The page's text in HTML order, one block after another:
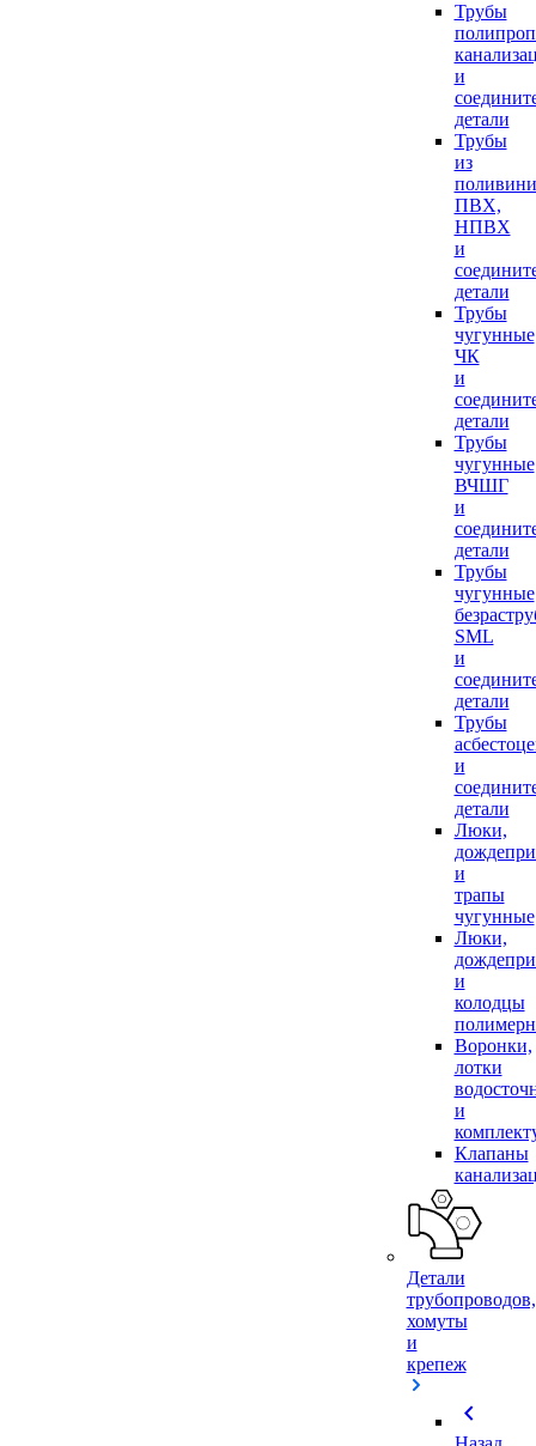
Трубы
и
детали
Трубы
из
ПВХ,
НПВХ
и
детали
Трубы
чугунные
ЧК
и
детали
Трубы
чугунные
ВЧШГ
и
детали
Трубы
чугунные
SML
и
детали
Трубы
и
детали
Люки,
и
трапы
чугунные
Люки,
и
колодцы
Воронки,
лотки
и
Клапаны
Детали
трубопроводов,
хомуты
и
крепеж
chevron_left